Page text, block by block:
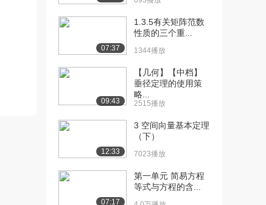
1131播放
[13] 2.2函数无穷小与极限
05:36
[14] 2.2函数无穷小与极限
05:35
[15] 2.3极限的运算法则
待播放
[16] 2.3极限的运算法则
08:32
07:37
1.3.5有关矩阵范数
性质的三个重...
1344播放
09:43
【几何】【中档】
垂径定理的使用策
略...
2515播放
12:33
3 空间向量基本定理
（下）
7023播放
07:17
第一单元 简易方程
等式与方程的含...